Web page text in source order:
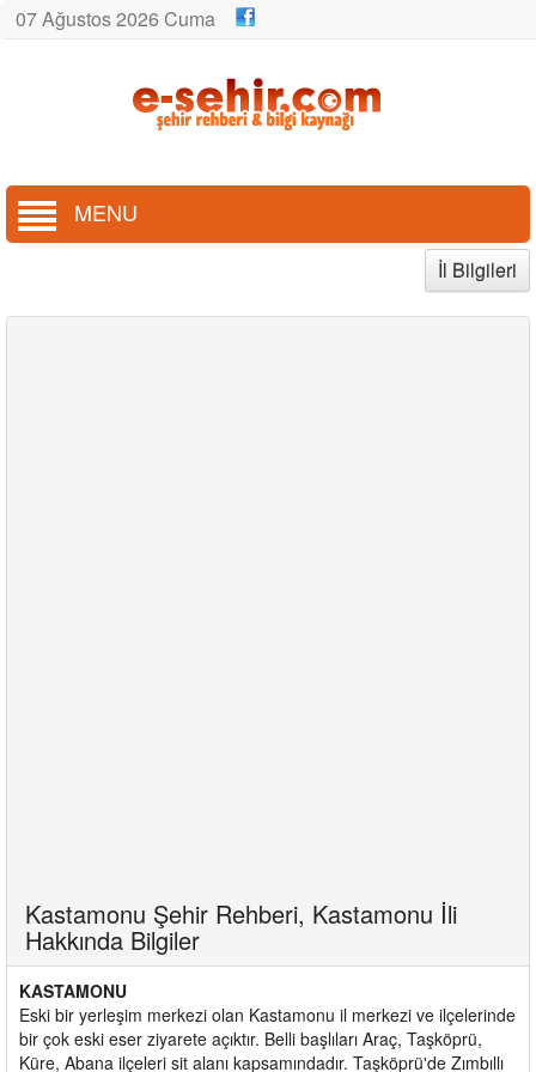
07 Ağustos 2026 Cuma
MENU
İl Bilgileri
Kastamonu Şehir Rehberi, Kastamonu İli
Hakkında Bilgiler
KASTAMONU
Eski bir yerleşim merkezi olan Kastamonu il merkezi ve ilçelerinde
bir çok eski eser ziyarete açıktır. Belli başlıları Araç, Taşköprü,
Küre, Abana ilçeleri sit alanı kapsamındadır. Taşköprü'de Zımbıllı